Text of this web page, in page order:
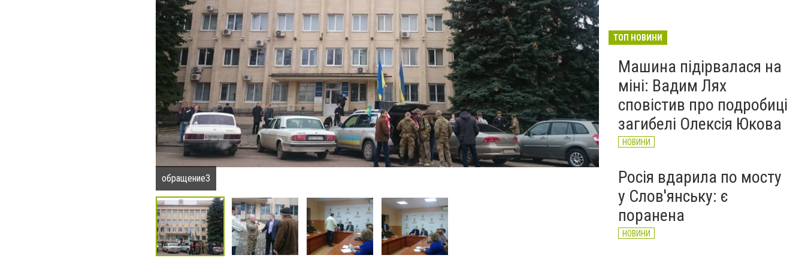
обращение3 обращение4
долучилися до відбудови
НОВИНИ
ТОП НОВИНИ
Машина підірвалася на
міні: Вадим Лях
сповістив про подробиці
загибелі Олексія Юкова
НОВИНИ
Росія вдарила по мосту
у Слов'янську: є
поранена
НОВИНИ